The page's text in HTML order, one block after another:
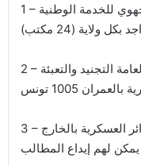
1 – يتم إيداع المطلب مباشرة بالمكتب الجهوي للخدمة الوطنية
2 – عن طريق البريد الموجه للإدارة العامة التجنيد والتعبئة
3 – عن طريق السفارات و القنصليات و الدوائر العسكرية بالخارج